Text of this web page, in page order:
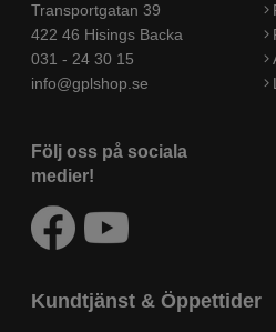
Transportgatan 39
422 46 Hisings Backa
031 - 24 30 15
info@gplshop.se
Följ oss på sociala
medier!
Kundtjänst & Öppettider